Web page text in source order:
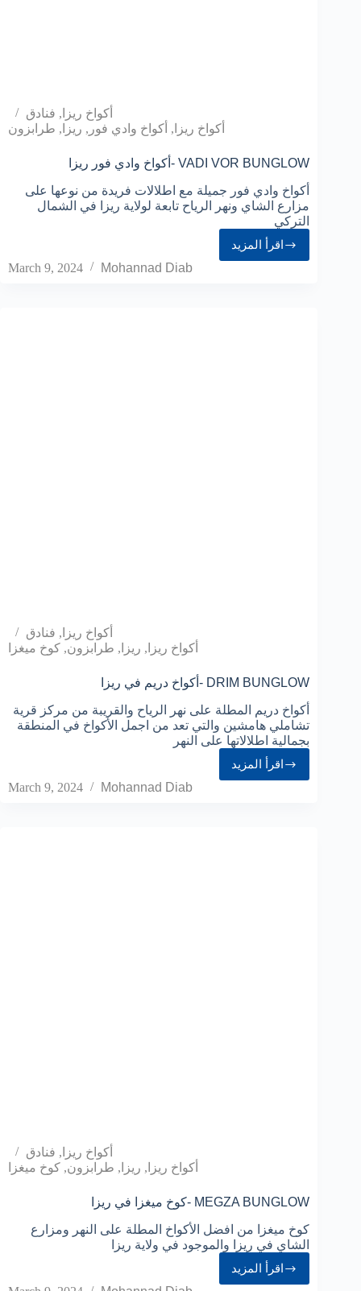
أكواخ ريزا , فنادق
أكواخ ريزا , أكواخ وادي فور , ريزا , طرابزون
أكواخ وادي فور ريزا- VADI VOR BUNGLOW
أكواخ وادي فور جميلة مع اطلالات فريدة من نوعها على
مزارع الشاي ونهر الرياح تابعة لولاية ريزا في الشمال
التركي
اقرأ المزيد
Mohannad Diab
March 9, 2024
أكواخ ريزا , فنادق
أكواخ ريزا , ريزا , طرابزون, كوخ ميغزا
أكواخ دريم في ريزا- DRIM BUNGLOW
أكواخ دريم المطلة على نهر الرياح والقريبة من مركز قرية
تشاملي هامشين والتي تعد من اجمل الأكواخ في المنطقة
بجمالية اطلالاتها على النهر
اقرأ المزيد
Mohannad Diab
March 9, 2024
أكواخ ريزا , فنادق
أكواخ ريزا , ريزا , طرابزون, كوخ ميغزا
كوخ ميغزا في ريزا- MEGZA BUNGLOW
كوخ ميغزا من افضل الأكواخ المطلة على النهر ومزارع
الشاي في ريزا والموجود في ولاية ريزا
اقرأ المزيد